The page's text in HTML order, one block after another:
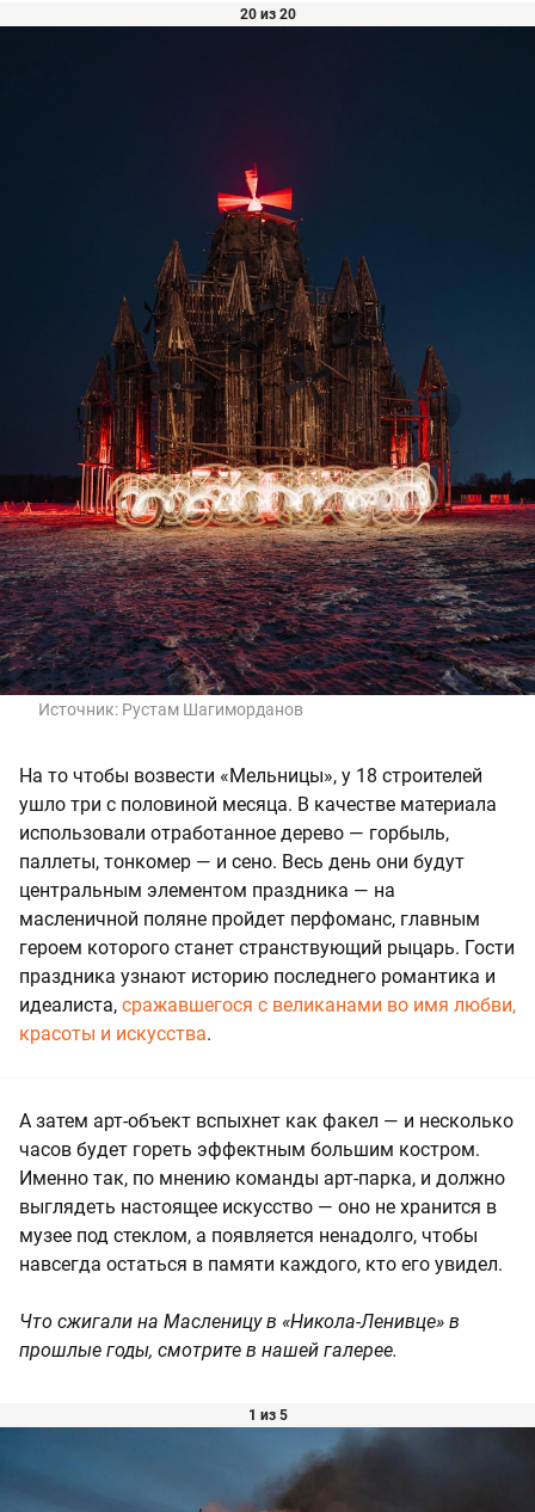
20 из 20
Источник: Рустам Шагиморданов
На то чтобы возвести «Мельницы», у 18 строителей
ушло три с половиной месяца. В качестве материала
использовали отработанное дерево — горбыль,
паллеты, тонкомер — и сено. Весь день они будут
центральным элементом праздника — на
масленичной поляне пройдет перфоманс, главным
героем которого станет странствующий рыцарь. Гости
праздника узнают историю последнего романтика и
идеалиста, сражавшегося с великанами во имя любви,
красоты и искусства.
А затем арт-объект вспыхнет как факел — и несколько
часов будет гореть эффектным большим костром.
Именно так, по мнению команды арт-парка, и должно
выглядеть настоящее искусство — оно не хранится в
музее под стеклом, а появляется ненадолго, чтобы
навсегда остаться в памяти каждого, кто его увидел.
Что сжигали на Масленицу в «Никола-Ленивце» в
прошлые годы, смотрите в нашей галерее.
1 из 5